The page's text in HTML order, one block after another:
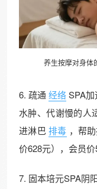
养生按摩对身体
6. 疏通 经络SPA
水肿、代谢慢的人
进淋巴排毒 ，帮
价628元），会员价
7. 固本培元SPA阴